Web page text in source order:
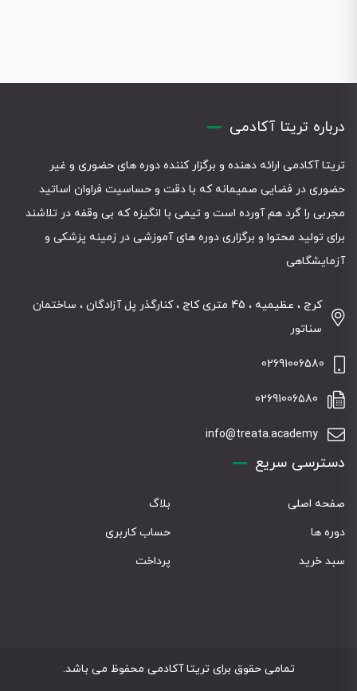
درباره تریتا آکادمی
تریتا آکادمی ارائه دهنده و برگزار کننده دوره های حضوری و غیر
حضوری در فضایی صمیمانه که با دقت و حساسیت فراوان اساتید
مجربی را گرد هم آورده است و تیمی با انگیزه که بی وقفه در تلاشند
برای تولید محتوا و برگزاری دوره های آموزشی در زمینه پزشکی و
آزمایشگاهی
کرج ، عظیمیه ، 45 متری کاج ، کنارگذر پل آزادگان ، ساختمان
سناتور
02691006580
02691006580
info@treata.academy
دسترسی سریع
صفحه اصلی
بلاگ
دوره ها
حساب کاربری
سبد خرید
پرداخت
تمامی حقوق برای تریتا آکادمی محفوظ می باشد.